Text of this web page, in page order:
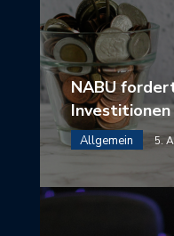
NABU
Investitionen
Allgemein 5.